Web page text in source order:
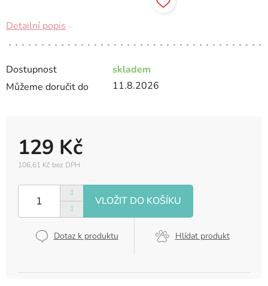
Dostupnost
skladem
Můžeme doručit do
11.8.2026
129 Kč
106,61 Kč bez DPH
cena:
Dotaz k produktu Hlídat produkt
Detailní popis